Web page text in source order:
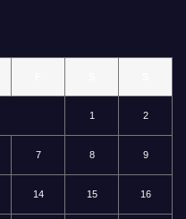
1 2
7 8 9
14 15 16